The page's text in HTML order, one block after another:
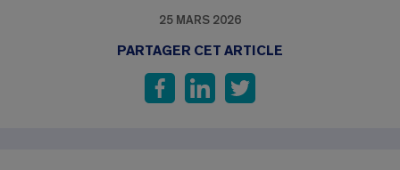
25 MARS 2026
PARTAGER CET ARTICLE